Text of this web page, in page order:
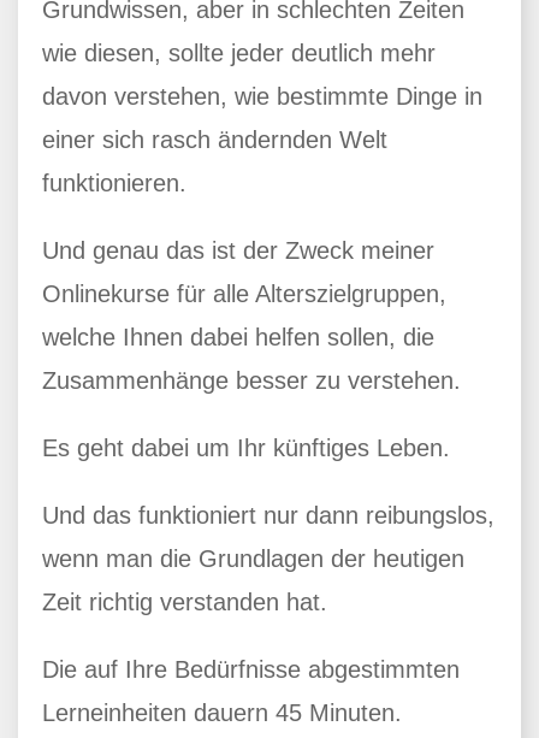
Grundwissen, aber in schlechten Zeiten
wie diesen, sollte jeder deutlich mehr
davon verstehen, wie bestimmte Dinge in
einer sich rasch ändernden Welt
funktionieren.
Und genau das ist der Zweck meiner
Onlinekurse für alle Alterszielgruppen,
welche Ihnen dabei helfen sollen, die
Zusammenhänge besser zu verstehen.
Es geht dabei um Ihr künftiges Leben.
Und das funktioniert nur dann reibungslos,
wenn man die Grundlagen der heutigen
Zeit richtig verstanden hat.
Die auf Ihre Bedürfnisse abgestimmten
Lerneinheiten dauern 45 Minuten.